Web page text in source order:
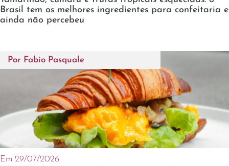
Brasil tem os melhores ingredientes para confeitaria e
ainda não percebeu
Por Fabio Pasquale
Em 29/07/2026